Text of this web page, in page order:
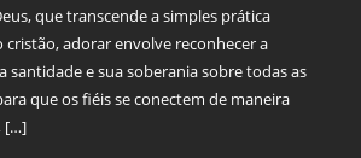
que transcende a simples prática
adorar envolve reconhecer a
santidade e sua soberania sobre todas as
que os fiéis se conectem de maneira
[…]